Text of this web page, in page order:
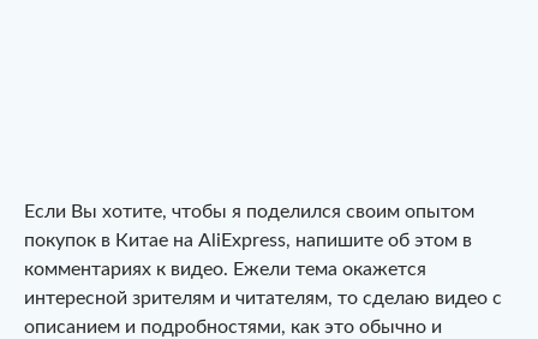
Если Вы хотите, чтобы я поделился своим опытом
покупок в Китае на AliExpress, напишите об этом в
комментариях к видео. Ежели тема окажется
интересной зрителям и читателям, то сделаю видео с
описанием и подробностями, как это обычно и